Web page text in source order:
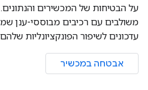
על הבטיחות של המכשירים
עדכונים לשיפור הפונקציונליות
אבטחה במכשיר